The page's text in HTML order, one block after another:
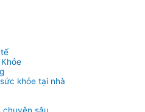
khỏe tại nhà
chuyên sâu